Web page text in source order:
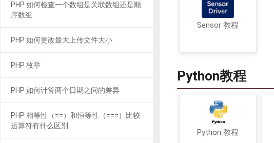
Sensor 教程
Python教程
Python 教程
PHP 如何检查一个数组是关联数组还是顺
序数组
PHP 如何更改最大上传文件大小
PHP 枚举
PHP 如何计算两个日期之间的差异
PHP 相等性（==）和恒等性（===）比较
运算符有什么区别